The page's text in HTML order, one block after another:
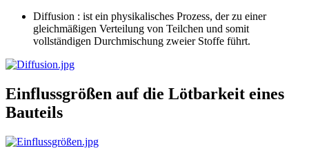
Diffusion : ist ein physikalisches Prozess, der zu einer
gleichmäßigen Verteilung von Teilchen und somit
vollständigen Durchmischung zweier Stoffe führt.
Einflussgrößen auf die Lötbarkeit eines
Bauteils